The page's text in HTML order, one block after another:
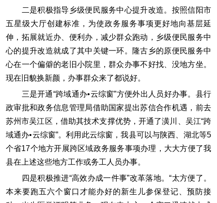
二是积极指导乡级便民服务中心提升改造。按照信阳市
五星级大厅创建标准，为使政务服务事项更好地向基层延
伸，拓展就近办、便利办，减少群众跑动，乡级便民服务中
心的提升改造就成了其中关键一环。隆古乡的原便民服务中
心在一个偏僻的老旧小院里，群众办事不好找、没地方坐。
现在旧貌换新颜，办事群众来了都说好。
三是开通“跨域通办•云综窗”方便外出人员好办事。县行
政审批和政务信息管理局借助国家提出苏信合作机遇，前去
苏州市吴江区，借助其技术支撑优势，开通了潢川、吴江“跨
域通办•云综窗”。利用此云综窗，我县可以与陕西、湖北等5
个省17个地方开展跨区域政务服务事项办理，大大方便了我
县在上述这些地方工作或务工人员办事。
四是积极推进“高效办成一件事”改革落地。“太方便了。
本来要跑五六个窗口才能办好的新生儿参保登记、预防接